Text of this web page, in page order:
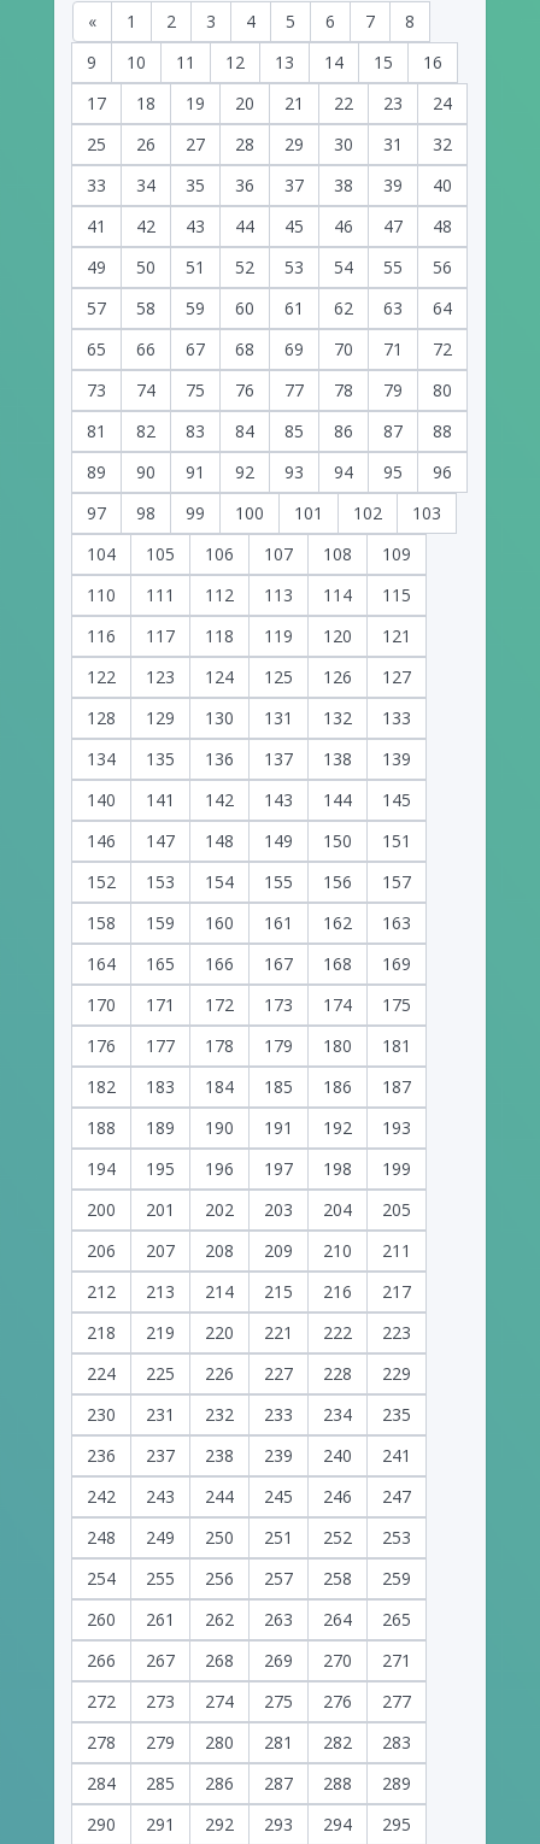
« 1 2 3 4 5 6 7
8
9
10 11 12 13 14 15
16
17
18 19 20 21 22 23
24
25
26 27 28 29 30 31
32
33
34 35 36 37 38 39
40
41
42 43 44 45 46 47
48
49
50 51 52 53 54 55
56
57
58 59 60 61 62 63
64
65
66 67 68 69 70 71
72
73
74 75 76 77 78 79
80
81
82 83 84 85 86 87
88
89
90 91 92 93 94 95
96
97
98 99 100 101 102
103
104
105 106 107 108
109
110
111 112 113 114
115
116
117 118 119 120
121
122
123 124 125 126
127
128
129 130 131 132
133
134
135 136 137 138
139
140
141 142 143 144
145
146
147 148 149 150
151
152
153 154 155 156
157
158
159 160 161 162
163
164
165 166 167 168
169
170
171 172 173 174
175
176
177 178 179 180
181
182
183 184 185 186
187
188
189 190 191 192
193
194
195 196 197 198
199
200
201 202 203 204
205
206
207 208 209 210
211
212
213 214 215 216
217
218
219 220 221 222
223
224
225 226 227 228
229
230
231 232 233 234
235
236
237 238 239 240
241
242
243 244 245 246
247
248
249 250 251 252
253
254
255 256 257 258
259
260
261 262 263 264
265
266
267 268 269 270
271
272
273 274 275 276
277
278
279 280 281 282
283
284
285 286 287 288
289
290
291 292 293 294
295